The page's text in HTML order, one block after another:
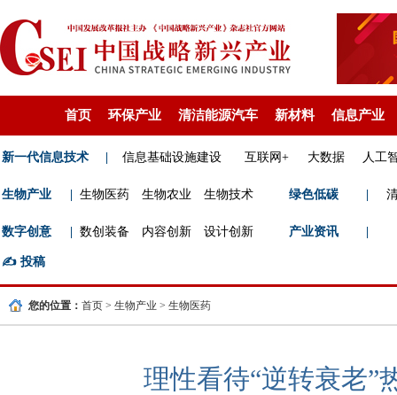
首页 环保产业 清洁能源汽车 新材料 信息产业
新一代信息技术 信息基础设施建设 互联网+ 大数据 人工
生物产业 生物医药 生物农业 生物技术 绿色低碳
数字创意 数创装备 内容创新 设计创新 产业资讯
✍️ 投稿
您的位置： 首页 > 生物产业 > 生物医药
理性看待“逆转衰老”